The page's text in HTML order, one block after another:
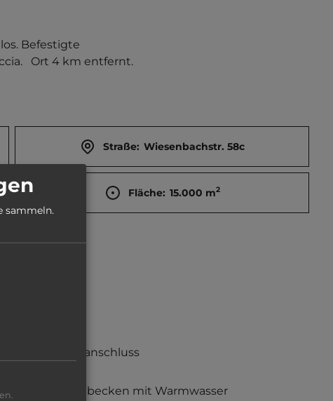
Befestigte
Ort 4 km entfernt.
Straße: Wiesenbachstr. 58c
Fläche: 15.000 m2
Stromanschluss
Waschbecken mit Warmwasser
sammeln.